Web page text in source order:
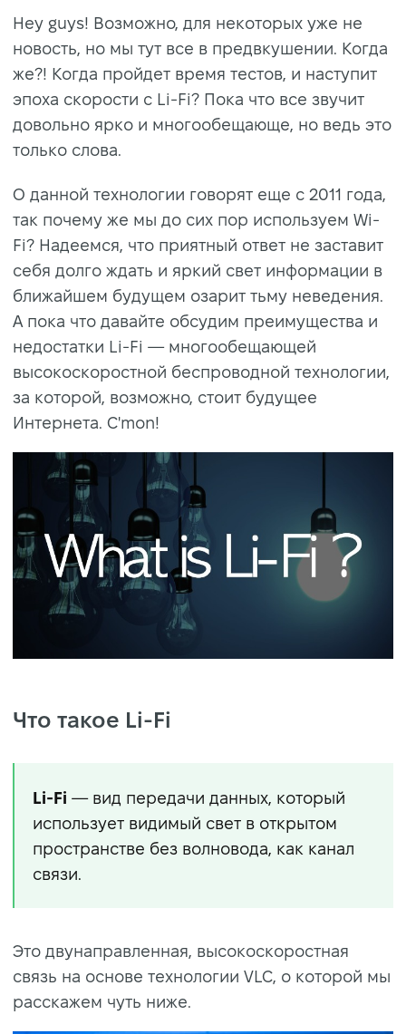
Hey guys! Возможно, для некоторых уже не
новость, но мы тут все в предвкушении. Когда
же?! Когда пройдет время тестов, и наступит
эпоха скорости с Li-Fi? Пока что все звучит
довольно ярко и многообещающе, но ведь это
только слова.
О данной технологии говорят еще с 2011 года,
так почему же мы до сих пор используем Wi-
Fi? Надеемся, что приятный ответ не заставит
себя долго ждать и яркий свет информации в
ближайшем будущем озарит тьму неведения.
А пока что давайте обсудим преимущества и
недостатки Li-Fi — многообещающей
высокоскоростной беспроводной технологии,
за которой, возможно, стоит будущее
Интернета. C'mon!
Что такое Li-Fi
Li-Fi — вид передачи данных, который
использует видимый свет в открытом
пространстве без волновода, как канал
связи.
Это двунаправленная, высокоскоростная
связь на основе технологии VLC, о которой мы
расскажем чуть ниже.